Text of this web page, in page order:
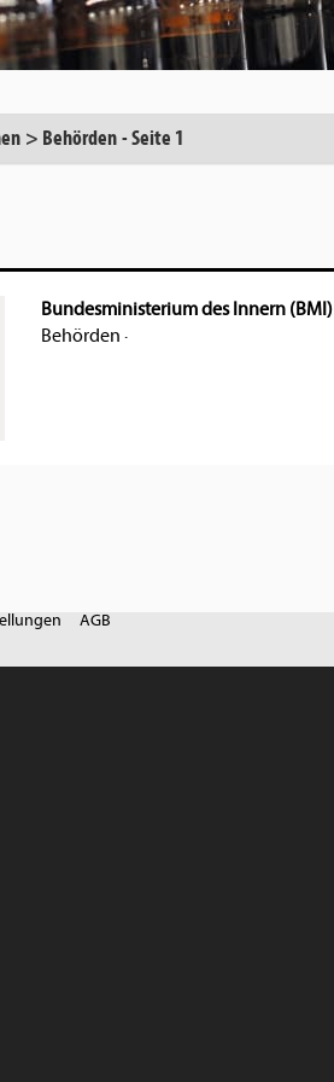
> Behörden-Seite 1
Bundesministerium des Innern (BMI)
Behörden ·
AGB